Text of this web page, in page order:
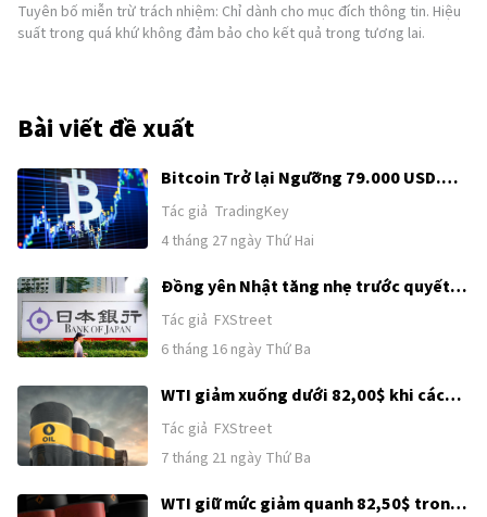
Tuyên bố miễn trừ trách nhiệm: Chỉ dành cho mục đích thông tin. Hiệu
suất trong quá khứ không đảm bảo cho kết quả trong tương lai.
Bài viết đề xuất
Bitcoin Trở lại Ngưỡng 79.000 USD.
Các Thị trường Dự đoán Lạc quan về
việc Vượt mức 80.000 USD trong Tháng
Tác giả TradingKey
4 tháng 27 ngày Thứ Hai
Đồng yên Nhật tăng nhẹ trước quyết
định lãi suất của BoJ
Tác giả FXStreet
6 tháng 16 ngày Thứ Ba
WTI giảm xuống dưới 82,00$ khi các
tín hiệu ngoại giao tạm thời xuất hiện
Tác giả FXStreet
7 tháng 21 ngày Thứ Ba
WTI giữ mức giảm quanh 82,50$ trong